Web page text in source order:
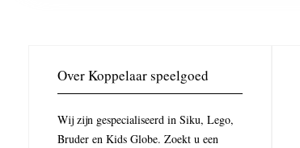
Over Koppelaar speelgoed
Wij zijn gespecialiseerd in Siku, Lego,
Bruder en Kids Globe. Zoekt u een